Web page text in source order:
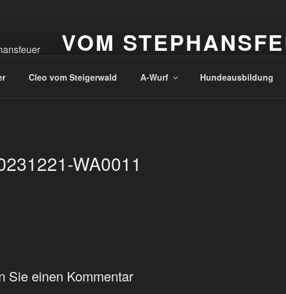
VOM
Cleo vom Steigerwald A-Wurf Hundeausbildung
WA0011
Sie einen Kommentar